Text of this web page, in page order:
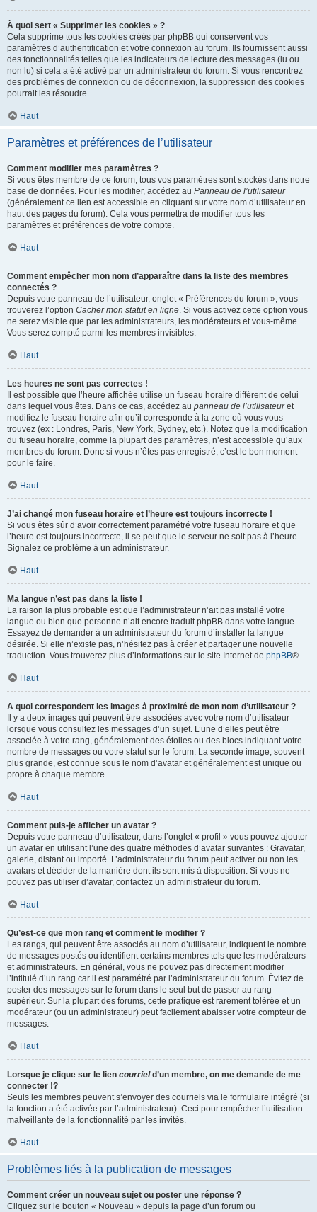
À quoi sert « Supprimer les cookies » ?
Cela supprime tous les cookies créés par phpBB qui conservent vos
paramètres d’authentification et votre connexion au forum. Ils fournissent aussi
des fonctionnalités telles que les indicateurs de lecture des messages (lu ou
non lu) si cela a été activé par un administrateur du forum. Si vous rencontrez
des problèmes de connexion ou de déconnexion, la suppression des cookies
pourrait les résoudre.
Haut
Paramètres et préférences de l’utilisateur
Comment modifier mes paramètres ?
Si vous êtes membre de ce forum, tous vos paramètres sont stockés dans notre
base de données. Pour les modifier, accédez au Panneau de l’utilisateur
(généralement ce lien est accessible en cliquant sur votre nom d’utilisateur en
haut des pages du forum). Cela vous permettra de modifier tous les
paramètres et préférences de votre compte.
Haut
Comment empêcher mon nom d’apparaître dans la liste des membres
connectés ?
Depuis votre panneau de l’utilisateur, onglet « Préférences du forum », vous
trouverez l’option Cacher mon statut en ligne. Si vous activez cette option vous
ne serez visible que par les administrateurs, les modérateurs et vous-même.
Vous serez compté parmi les membres invisibles.
Haut
Les heures ne sont pas correctes !
Il est possible que l’heure affichée utilise un fuseau horaire différent de celui
dans lequel vous êtes. Dans ce cas, accédez au panneau de l’utilisateuret
modifiez le fuseau horaire afin qu’il corresponde à la zone où vous vous
trouvez (ex : Londres, Paris, New York, Sydney, etc.). Notez que la modification
du fuseau horaire, comme la plupart des paramètres, n’est accessible qu’aux
membres du forum. Donc si vous n’êtes pas enregistré, c’est le bon moment
pour le faire.
Haut
J’ai changé mon fuseau horaire et l’heure est toujours incorrecte !
Si vous êtes sûr d’avoir correctement paramétré votre fuseau horaire et que
l’heure est toujours incorrecte, il se peut que le serveur ne soit pas à l’heure.
Signalez ce problème à un administrateur.
Haut
Ma langue n’est pas dans la liste !
La raison la plus probable est que l’administrateur n’ait pas installé votre
langue ou bien que personne n’ait encore traduit phpBB dans votre langue.
Essayez de demander à un administrateur du forum d’installer la langue
désirée. Si elle n’existe pas, n’hésitez pas à créer et partager une nouvelle
traduction. Vous trouverez plus d’informations sur le site Internet de phpBB®.
Haut
A quoi correspondent les images à proximité de mon nom d’utilisateur ?
Il y a deux images qui peuvent être associées avec votre nom d’utilisateur
lorsque vous consultez les messages d’un sujet. L’une d’elles peut être
associée à votre rang, généralement des étoiles ou des blocs indiquant votre
nombre de messages ou votre statut sur le forum. La seconde image, souvent
plus grande, est connue sous le nom d’avatar et généralement est unique ou
propre à chaque membre.
Haut
Comment puis-je afficher un avatar ?
Depuis votre panneau d’utilisateur, dans l’onglet « profil » vous pouvez ajouter
un avatar en utilisant l’une des quatre méthodes d’avatar suivantes : Gravatar,
galerie, distant ou importé. L’administrateur du forum peut activer ou non les
avatars et décider de la manière dont ils sont mis à disposition. Si vous ne
pouvez pas utiliser d’avatar, contactez un administrateur du forum.
Haut
Qu’est-ce que mon rang et comment le modifier ?
Les rangs, qui peuvent être associés au nom d’utilisateur, indiquent le nombre
de messages postés ou identifient certains membres tels que les modérateurs
et administrateurs. En général, vous ne pouvez pas directement modifier
l’intitulé d’un rang car il est paramétré par l’administrateur du forum. Évitez de
poster des messages sur le forum dans le seul but de passer au rang
supérieur. Sur la plupart des forums, cette pratique est rarement tolérée et un
modérateur (ou un administrateur) peut facilement abaisser votre compteur de
messages.
Haut
Lorsque je clique sur le lien courrield’un membre, on me demande de me
connecter !?
Seuls les membres peuvent s’envoyer des courriels via le formulaire intégré (si
la fonction a été activée par l’administrateur). Ceci pour empêcher l’utilisation
malveillante de la fonctionnalité par les invités.
Haut
Problèmes liés à la publication de messages
Comment créer un nouveau sujet ou poster une réponse ?
Cliquez sur le bouton « Nouveau » depuis la page d’un forum ou